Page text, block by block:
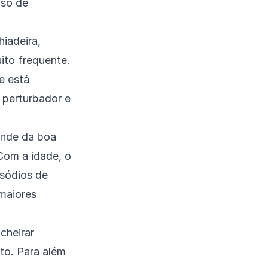
frequente.
está
e
da boa
a idade, o
de
Para além